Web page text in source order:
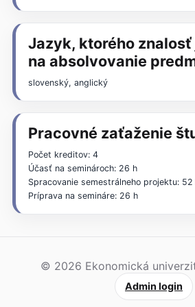
Jazyk, ktorého
na absolvovanie
slovenský, anglický
Pracovné zaťaženie
Počet kreditov: 4
Účasť na seminároch: 26 h
Spracovanie semestrálneho projektu: 52
Príprava na semináre: 26 h
© 2026 Ekonomická
Admin login